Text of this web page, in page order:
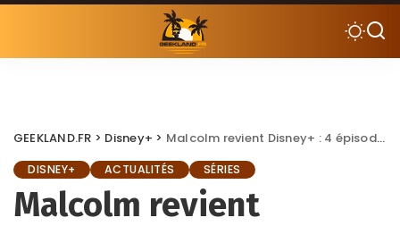
GEEKLAND.FR > Disney+ > Malcolm revient Disney+ : 4 épisodes exclusifs
DISNEY+ ACTUALITÉS SÉRIES
Malcolm revient